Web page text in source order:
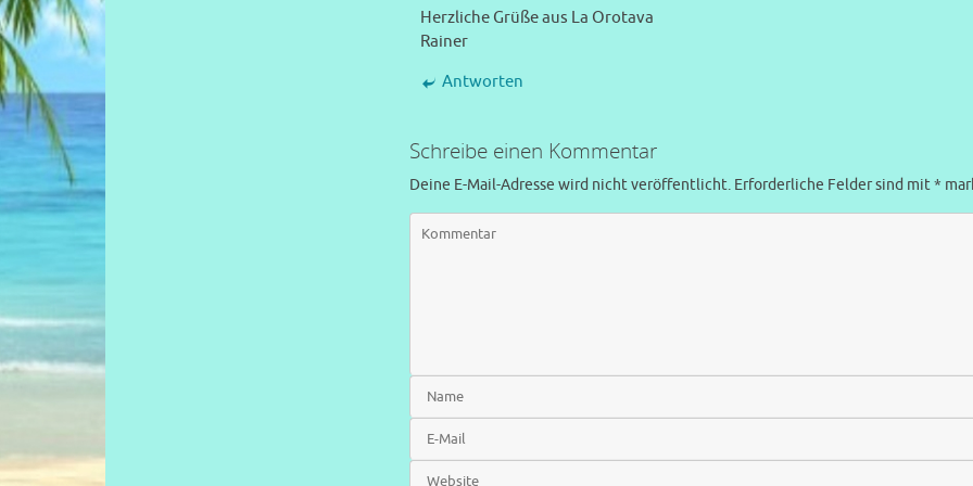
Herzliche Grüße aus La Orotava
Rainer
Antworten
Schreibe einen Kommentar
Deine E-Mail-Adresse wird nicht veröffentlicht. Erforderliche Felder sind mit*